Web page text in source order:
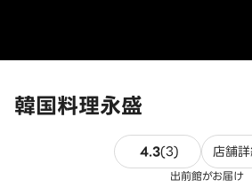
韓国料理永盛
4.3(3) 3件のレビュ
店舗
出前館がお届け